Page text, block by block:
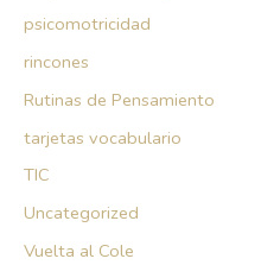
psicomotricidad
rincones
Rutinas de Pensamiento
tarjetas vocabulario
TIC
Uncategorized
Vuelta al Cole